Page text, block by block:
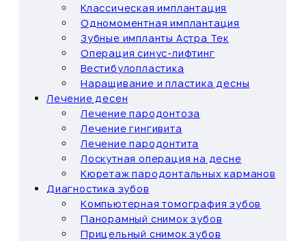
Классическая имплантация
Одномоментная имплантация
Зубные импланты Астра Тек
Операция синус-лифтинг
Вестибулопластика
Наращивание и пластика десны
Лечение десен
Лечение пародонтоза
Лечение гингивита
Лечение пародонтита
Лоскутная операция на десне
Кюретаж пародонтальных карманов
Диагностика зубов
Компьютерная томография зубов
Панорамный снимок зубов
Прицельный снимок зубов